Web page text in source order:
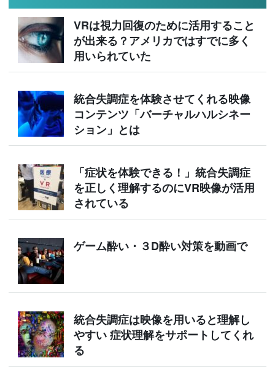
VRは視力回復のために活用すること
が出来る？アメリカではすでに多く
用いられていた
統合失調症を体験させてくれる映像
コンテンツ「バーチャルハルシネー
ション」とは
「症状を体験できる！」統合失調症
を正しく理解するのにVR映像が活用
されている
ゲーム酔い・３D酔い対策を動画で
統合失調症は映像を用いると理解し
やすい 症状理解をサポートしてくれ
る